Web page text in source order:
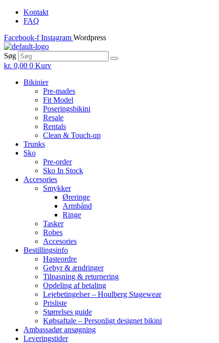
Skip
content
Kontakt
FAQ
Facebook-f Instagram Wordpress
Søg
kr. 0,00 0 Kurv
Bikinier
Pre-mades
Fit Model
Poseringsbikini
Resale
Rentals
Clean & Touch-up
Trunks
Sko
Pre-order
Sko In Stock
Accesories
Smykker
Øreringe
Armbånd
Ringe
Tasker
Robes
Accesories
Bestillingsinfo
Hasteordre
Gebyr & ændringer
Tilpasning & returnering
Opdeling af betaling
Lejebetingelser – Houlberg Stagewear
Prisliste
Størrelses guide
Købsaftale – Personligt designet bikini
Ambassadør ansøgning
Leveringstider